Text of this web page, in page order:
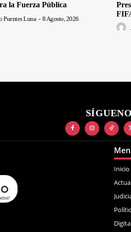
la Fuerza Pública
Puentes Luna - 8 Agosto, 2026
Inicio